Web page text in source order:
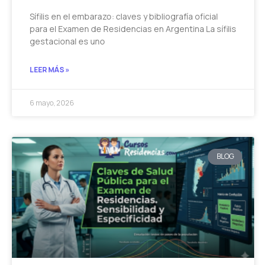
Sífilis en el embarazo: claves y bibliografía oficial
para el Examen de Residencias en Argentina La sífilis
gestacional es uno
LEER MÁS »
6 mayo, 2026
BLOG